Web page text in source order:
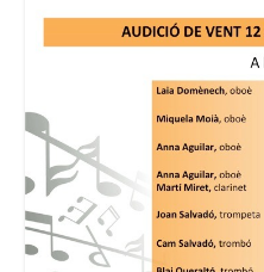
Pla d’estudis
Calendari escolar
Documentació
AFA
Lloguer d’instruments